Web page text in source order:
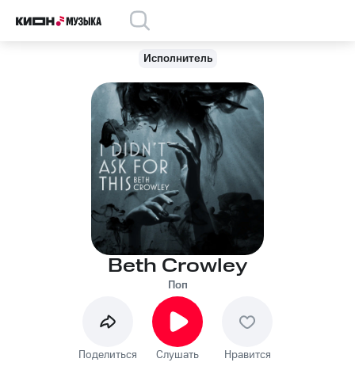
Исполнитель
Beth Crowley
Поп
Поделиться Слушать Нравится